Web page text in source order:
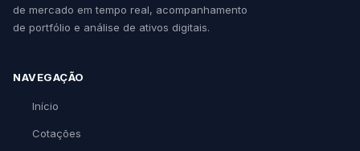
de mercado em tempo real, acompanhamento
de portfólio e análise de ativos digitais.
NAVEGAÇÃO
Início
Cotações